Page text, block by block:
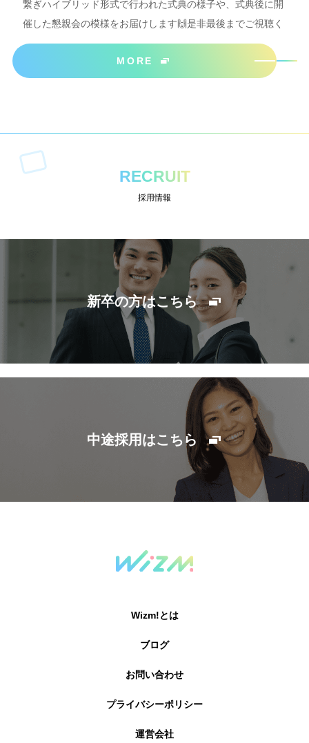
繋ぎハイブリッド形式で行われた式典の様子や、式典後に開
催した懇親会の模様をお届けします🙌是非最後までご視聴く
ださいね＾＾
MORE
RECRUIT
採用情報
新卒の方はこちら
中途採用はこちら
Wizm!とは
ブログ
お問い合わせ
プライバシーポリシー
運営会社